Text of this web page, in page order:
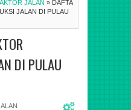
JALAN » DAFTA
JALAN DI PULAU
DI PULAU